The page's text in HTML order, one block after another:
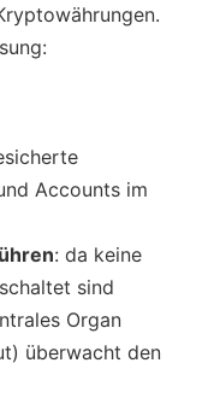
Accounts im
: da keine
sind
Organ
überwacht den